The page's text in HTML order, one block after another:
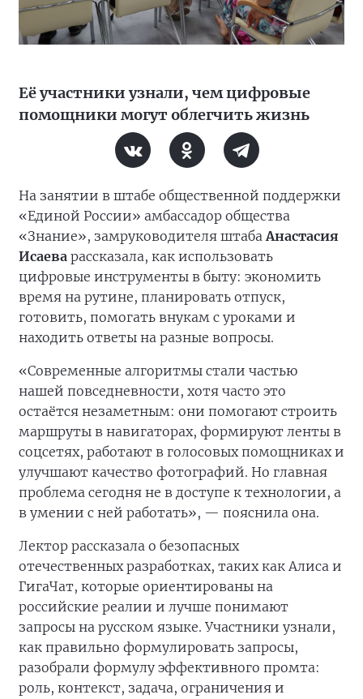
Её участники узнали, чем цифровые
помощники могут облегчить жизнь
На занятии в штабе общественной поддержки
«Единой России» амбассадор общества
«Знание», замруководителя штабаАнастасия
Исаева рассказала, как использовать
цифровые инструменты в быту: экономить
время на рутине, планировать отпуск,
готовить, помогать внукам с уроками и
находить ответы на разные вопросы.
«Современные алгоритмы стали частью
нашей повседневности, хотя часто это
остаётся незаметным: они помогают строить
маршруты в навигаторах, формируют ленты в
соцсетях, работают в голосовых помощниках и
улучшают качество фотографий. Но главная
проблема сегодня не в доступе к технологии, а
в умении с ней работать», — пояснила она.
Лектор рассказала о безопасных
отечественных разработках, таких как Алиса и
ГигаЧат, которые ориентированы на
российские реалии и лучше понимают
запросы на русском языке. Участники узнали,
как правильно формулировать запросы,
разобрали формулу эффективного промта:
роль, контекст, задача, ограничения и